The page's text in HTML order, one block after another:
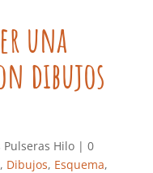
una
dibujos
Pulseras Hilo| 0
, Dibujos, Esquema,